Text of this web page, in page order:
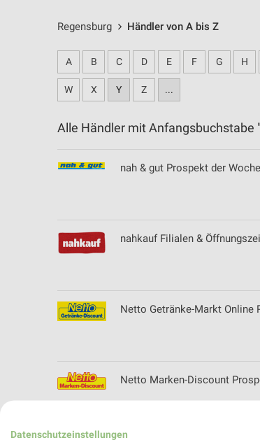
Regensburg Händler von A bis Z
A B C D E F G H
W X Y Z ...
Alle Händler mit Anfangsbuchstabe
nah & gut Prospekt der
nahkauf Filialen &
Netto Getränke-Markt Online
Netto Marken-Discount
Datenschutzeinstellungen